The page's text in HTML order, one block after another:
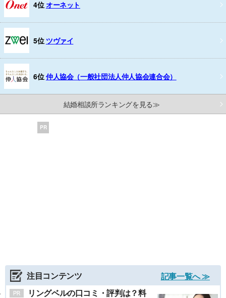
4位オーネット
5位 ツヴァイ
6位仲人協会（一般社団法人仲人協会連合会）
結婚相談所ランキングを見る≫
PR
注目コンテンツ
記事一覧へ ≫
リングベルの口コミ・評判は？料